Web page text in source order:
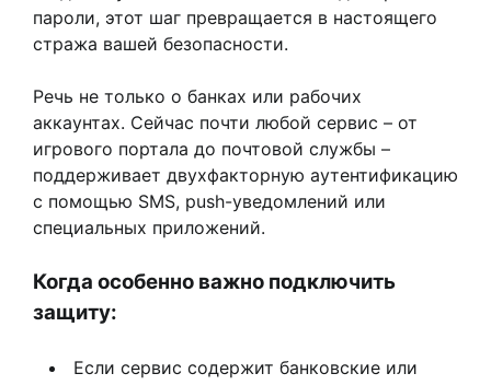
пароли, этот шаг превращается в настоящего
стража вашей безопасности.
Речь не только о банках или рабочих
аккаунтах. Сейчас почти любой сервис – от
игрового портала до почтовой службы –
поддерживает двухфакторную аутентификацию
с помощью SMS, push-уведомлений или
специальных приложений.
Когда особенно важно подключить
защиту:
Если сервис содержит банковские или